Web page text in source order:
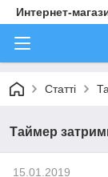
Интернет-
Статті
Таймер
15.01.2019